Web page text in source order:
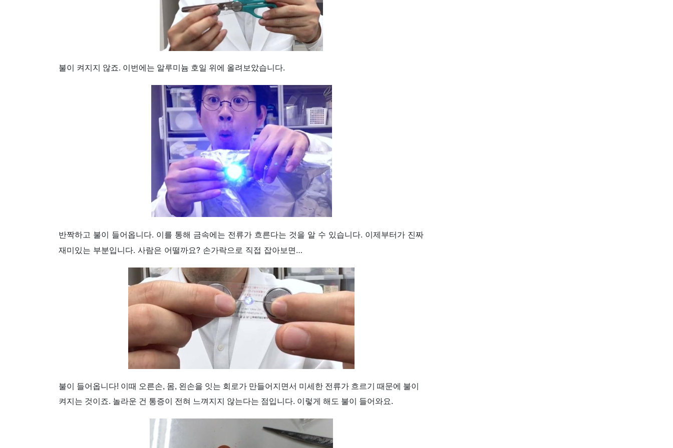
불이 켜지지 않죠. 이번에는 알루미늄 호일 위에 올려보았습니다.
반짝하고 불이 들어옵니다. 이를 통해 금속에는 전류가 흐른다는 것을 알 수 있습니다. 이제부터가 진짜
재미있는 부분입니다. 사람은 어떨까요? 손가락으로 직접 잡아보면…
불이 들어옵니다! 이때 오른손, 몸, 왼손을 잇는 회로가 만들어지면서 미세한 전류가 흐르기 때문에 불이
켜지는 것이죠. 놀라운 건 통증이 전혀 느껴지지 않는다는 점입니다. 이렇게 해도 불이 들어와요.